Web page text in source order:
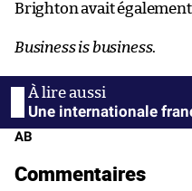
Brighton avait
Business is business.
Une internationale
AB
Commentaires